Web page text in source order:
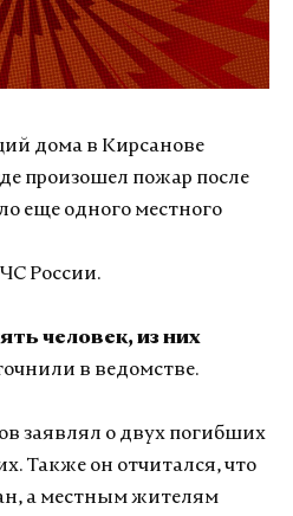
дома в Кирсанове
произошел пожар после
еще одного местного
России.
человек, из них
в ведомстве.
заявлял о двух погибших
Также он отчитался, что
а местным жителям